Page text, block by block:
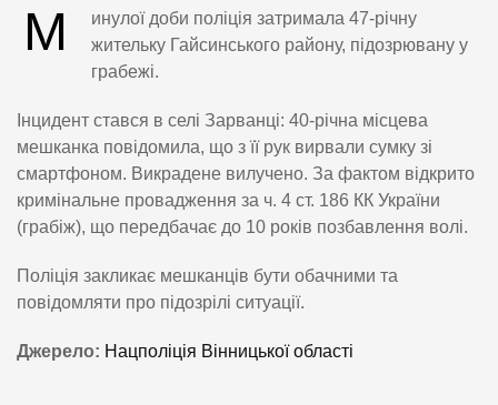
М
инулої доби поліція затримала 47-річну
жительку Гайсинського району, підозрювану у
грабежі.
Інцидент стався в селі Зарванці: 40-річна місцева
мешканка повідомила, що з її рук вирвали сумку зі
смартфоном. Викрадене вилучено. За фактом відкрито
кримінальне провадження за ч. 4 ст. 186 КК України
(грабіж), що передбачає до 10 років позбавлення волі.
Поліція закликає мешканців бути обачними та
повідомляти про підозрілі ситуації.
Джерело: Нацполіція Вінницької області